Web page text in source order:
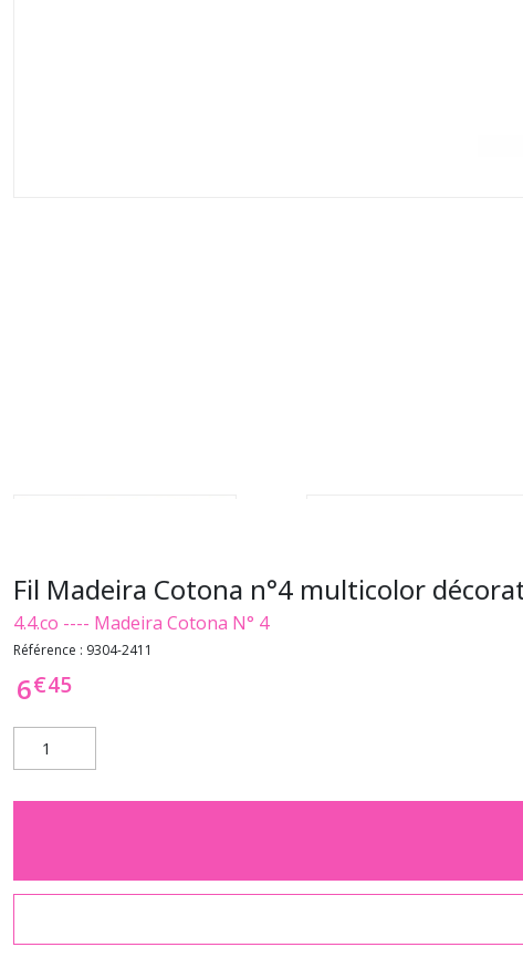
Fil Madeira Cotona n°4 multicolor
4.4.co ---- Madeira Cotona N° 4
Référence : 9304-2411
6€45